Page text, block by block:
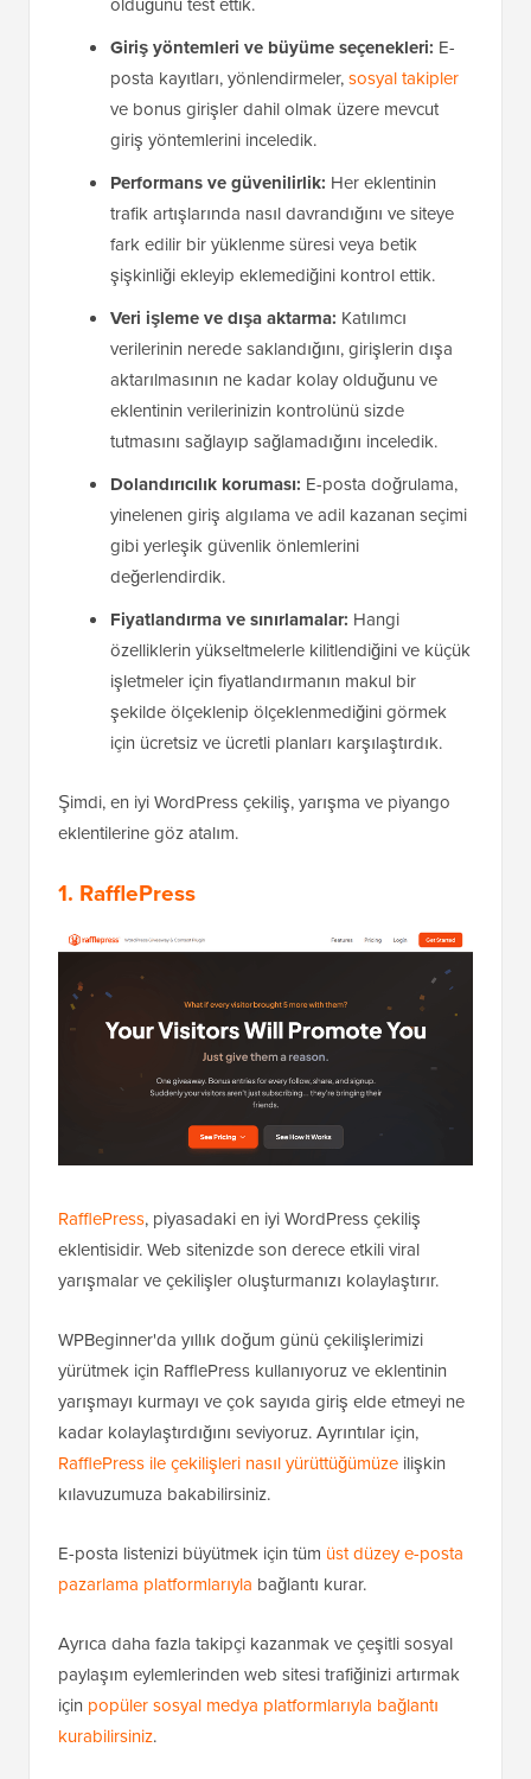
olduğunu test ettik.
Giriş yöntemleri ve büyüme seçenekleri: E-
posta kayıtları, yönlendirmeler,sosyal takipler
ve bonus girişler dahil olmak üzere mevcut
giriş yöntemlerini inceledik.
Performans ve güvenilirlik: Her eklentinin
trafik artışlarında nasıl davrandığını ve siteye
fark edilir bir yüklenme süresi veya betik
şişkinliği ekleyip eklemediğini kontrol ettik.
Veri işleme ve dışa aktarma: Katılımcı
verilerinin nerede saklandığını, girişlerin dışa
aktarılmasının ne kadar kolay olduğunu ve
eklentinin verilerinizin kontrolünü sizde
tutmasını sağlayıp sağlamadığını inceledik.
Dolandırıcılık koruması: E-posta doğrulama,
yinelenen giriş algılama ve adil kazanan seçimi
gibi yerleşik güvenlik önlemlerini
değerlendirdik.
Fiyatlandırma ve sınırlamalar: Hangi
özelliklerin yükseltmelerle kilitlendiğini ve küçük
işletmeler için fiyatlandırmanın makul bir
şekilde ölçeklenip ölçeklenmediğini görmek
için ücretsiz ve ücretli planları karşılaştırdık.
Şimdi, en iyi WordPress çekiliş, yarışma ve piyango
eklentilerine göz atalım.
1. RafflePress
RafflePress, piyasadaki en iyi WordPress çekiliş
eklentisidir. Web sitenizde son derece etkili viral
yarışmalar ve çekilişler oluşturmanızı kolaylaştırır.
WPBeginner'da yıllık doğum günü çekilişlerimizi
yürütmek için RafflePress kullanıyoruz ve eklentinin
yarışmayı kurmayı ve çok sayıda giriş elde etmeyi ne
kadar kolaylaştırdığını seviyoruz. Ayrıntılar için,
RafflePress ile çekilişleri nasıl yürüttüğümüze ilişkin
kılavuzumuza bakabilirsiniz.
E-posta listenizi büyütmek için tüm üst düzey e-posta
pazarlama platformlarıyla bağlantı kurar.
Ayrıca daha fazla takipçi kazanmak ve çeşitli sosyal
paylaşım eylemlerinden web sitesi trafiğinizi artırmak
için popüler sosyal medya platformlarıyla bağlantı
kurabilirsiniz.